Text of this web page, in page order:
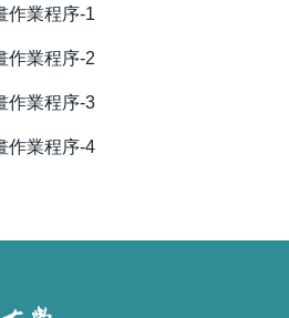
作業程序-1
作業程序-2
作業程序-3
作業程序-4